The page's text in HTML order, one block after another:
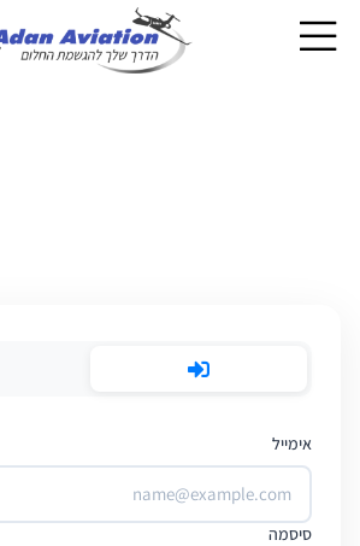
גדי אדן - מדריך טיסה
אימייל
סיסמה